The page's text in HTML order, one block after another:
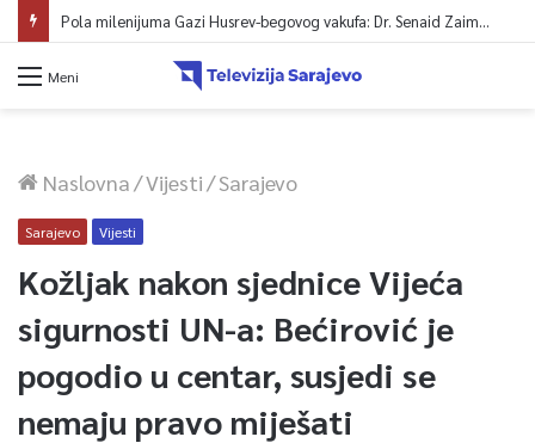
Pola milenijuma Gazi Husrev-begovog vakufa: Dr. Senaid Zaimović o historijskom naslijeđu, ustavnoj snazi vakufname i viziji za budućnost
Meni
Naslovna/Vijesti/Sarajevo
Sarajevo Vijesti
Kožljak nakon sjednice Vijeća
sigurnosti UN-a: Bećirović je
pogodio u centar, susjedi se
nemaju pravo miješati